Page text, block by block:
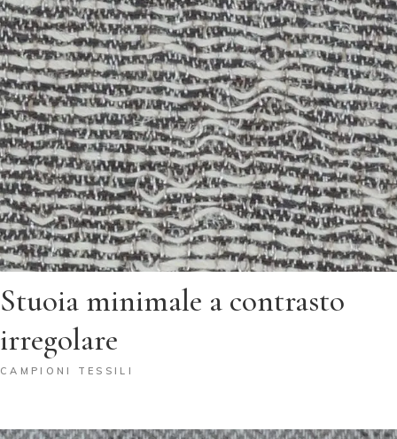
Stuoia minimale a contrasto
irregolare
CAMPIONI TESSILI